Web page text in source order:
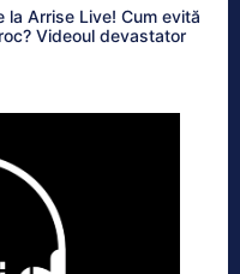
Arrise Live! Cum evită
Videoul devastator